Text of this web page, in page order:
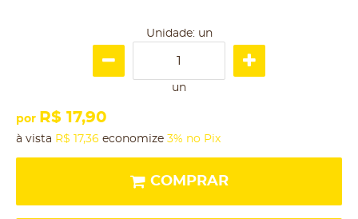
Unidade: un
un
por R$ 17,90
à vista R$ 17,36 economize 3% no Pix
COMPRAR